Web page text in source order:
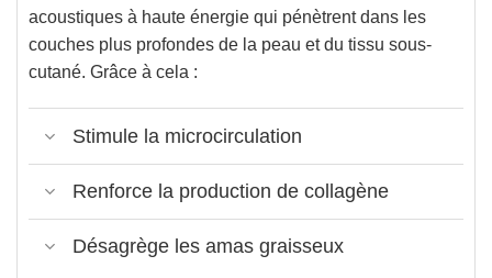
acoustiques à haute énergie qui pénètrent dans les
couches plus profondes de la peau et du tissu sous-
cutané. Grâce à cela :
Stimule la microcirculation
Renforce la production de collagène
Désagrège les amas graisseux